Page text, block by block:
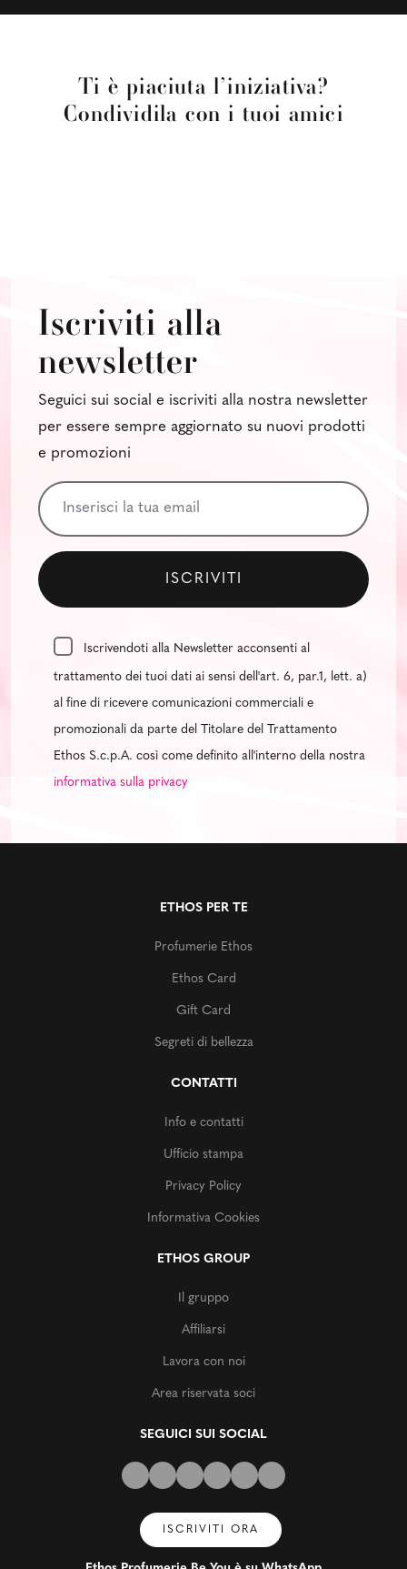
Ti è piaciuta l’iniziativa?
Condividila con i tuoi amici
Iscriviti alla
newsletter
Seguici sui social e iscriviti alla nostra newsletter
per essere sempre aggiornato su nuovi prodotti
e promozioni
Iscrivendoti alla Newsletter acconsenti al
trattamento dei tuoi dati ai sensi dell'art. 6, par.1, lett. a)
al fine di ricevere comunicazioni commerciali e
promozionali da parte del Titolare del Trattamento
Ethos S.c.p.A. così come definito all'interno della nostra
informativa sulla privacy
ETHOS PER TE
Profumerie Ethos
Ethos Card
Gift Card
Segreti di bellezza
CONTATTI
Info e contatti
Ufficio stampa
Privacy Policy
Informativa Cookies
ETHOS GROUP
Il gruppo
Affiliarsi
Lavora con noi
Area riservata soci
SEGUICI SUI SOCIAL
ISCRIVITI ORA